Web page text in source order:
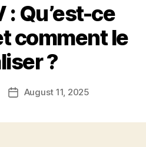
: Qu’est-ce
comment le
?
PostAugust 11, 2025